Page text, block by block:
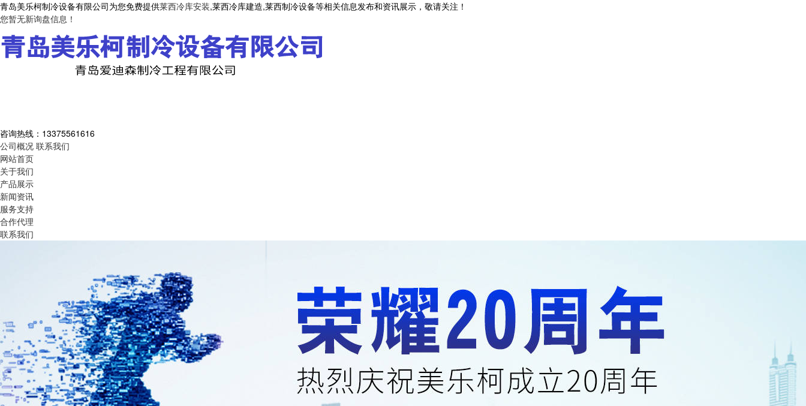
青岛美乐柯制冷设备有限公司为您免费提供莱西冷库安装,莱西冷库建造,莱西制冷设备等相关信息发布和资讯展示，敬请关注！
您暂无新询盘信息！
咨询热线： 13375561616
公司概况 联系我们
网站首页
关于我们
产品展示
新闻资讯
服务支持
合作代理
联系我们